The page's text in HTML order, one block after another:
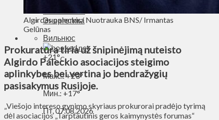
Энергетика
Вильнюс
+21°C
Макс.:+23°
Мин.: +17°
Пт, 07.08.2026
Algirdas paleckis/ Nuotrauka BNS/ Irmantas
Gelūnas
Prokuratūra tiria už šnipinėjimą nuteisto
Algirdo Paleckio asociacijos steigimo
aplinkybes bei vertina jo bendražygių
pasisakymus Rusijoje.
„Viešojo intereso gynimo skyriaus prokurorai pradėjo tyrimą
dėl asociacijos „Tarptautinis geros kaimynystės forumas“